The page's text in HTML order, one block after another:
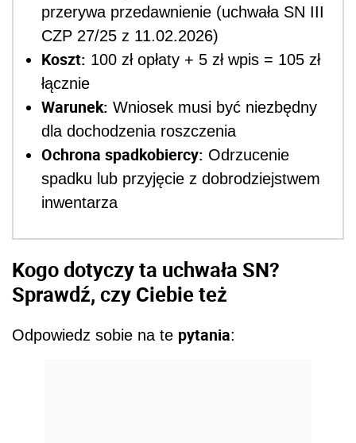
przerywa przedawnienie (uchwała SN III
CZP 27/25 z 11.02.2026)
Koszt: 100 zł opłaty + 5 zł wpis = 105 zł
łącznie
Warunek: Wniosek musi być niezbędny
dla dochodzenia roszczenia
Ochrona spadkobiercy: Odrzucenie
spadku lub przyjęcie z dobrodziejstwem
inwentarza
Kogo dotyczy ta uchwała SN?
Sprawdź, czy Ciebie też
Odpowiedz sobie na te pytania: